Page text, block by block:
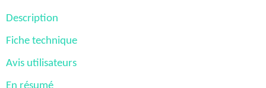
Description
Fiche technique
Avis utilisateurs